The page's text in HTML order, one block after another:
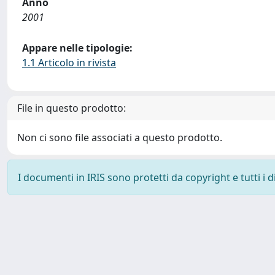
2001
Appare nelle tipologie:
1.1 Articolo in rivista
File in questo prodotto:
Non ci sono file associati a questo prodotto.
I documenti in IRIS sono protetti da copyright e tutti i